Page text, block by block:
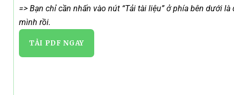
=> Bạn chỉ cần nhấn vào nút “Tải tài liệu” ở phía bên dưới
mình rồi.
TẢI PDF NGAY